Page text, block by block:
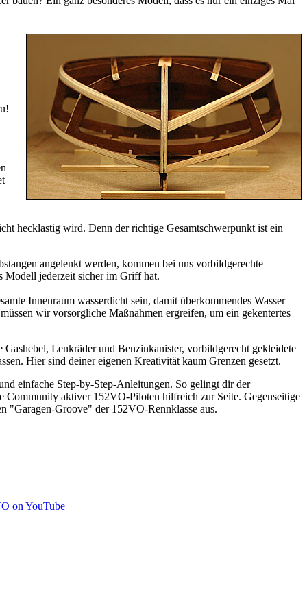
hecklastig wird. Denn der richtige Gesamtschwerpunkt ist ein
angelenkt werden, kommen bei uns vorbildgerechte
Modell jederzeit sicher im Griff hat.
Innenraum wasserdicht sein, damit überkommendes Wasser
wir vorsorgliche Maßnahmen ergreifen, um ein gekentertes
Gashebel, Lenkräder und Benzinkanister, vorbildgerecht gekleidete
Hier sind deiner eigenen Kreativität kaum Grenzen gesetzt.
einfache Step-by-Step-Anleitungen. So gelingt dir der
Community aktiver 152VO-Piloten hilfreich zur Seite. Gegenseitige
"Garagen-Groove" der 152VO-Rennklasse aus.
on YouTube